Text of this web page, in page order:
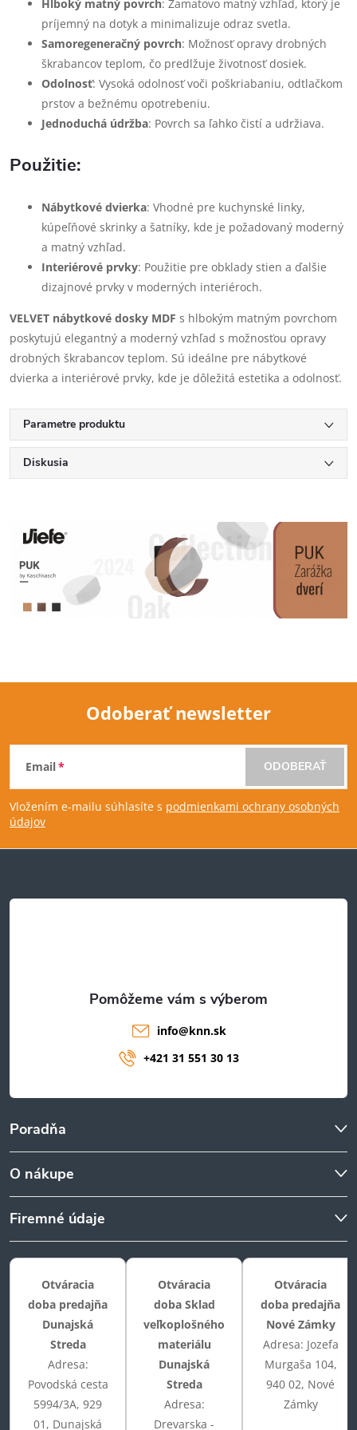
Hlboký matný povrch: Zamatovo matný vzhľad, ktorý je
príjemný na dotyk a minimalizuje odraz svetla.
Samoregeneračný povrch: Možnosť opravy drobných
škrabancov teplom, čo predlžuje životnosť dosiek.
Odolnosť: Vysoká odolnosť voči poškriabaniu, odtlačkom
prstov a bežnému opotrebeniu.
Jednoduchá údržba: Povrch sa ľahko čistí a udržiava.
Použitie:
Nábytkové dvierka: Vhodné pre kuchynské linky,
kúpeľňové skrinky a šatníky, kde je požadovaný moderný
a matný vzhľad.
Interiérové prvky: Použitie pre obklady stien a ďalšie
dizajnové prvky v moderných interiéroch.
VELVET nábytkové dosky MDF s hlbokým matným povrchom
poskytujú elegantný a moderný vzhľad s možnosťou opravy
drobných škrabancov teplom. Sú ideálne pre nábytkové
dvierka a interiérové prvky, kde je dôležitá estetika a odolnosť.
Parametre produktu
Diskusia
Z
á
p
t
Odoberať newsletter
Email
Vložením e-mailu súhlasíte s podmienkami ochrany osobných
údajov
ODOBERAŤ
Poradňa
O nákupe
Firemné údaje
info@knn.sk
+421 31 551 30 13
Otváracia
doba predajňa
Dunajská
Streda
Adresa:
Povodská cesta
5994/3A, 929
01, Dunajská
Otváracia
doba Sklad
veľkoplošného
materiálu
Dunajská
Streda
Adresa:
Drevarska -
Otváracia
doba predajňa
Nové Zámky
Adresa: Jozefa
Murgaša 104,
940 02, Nové
Zámky